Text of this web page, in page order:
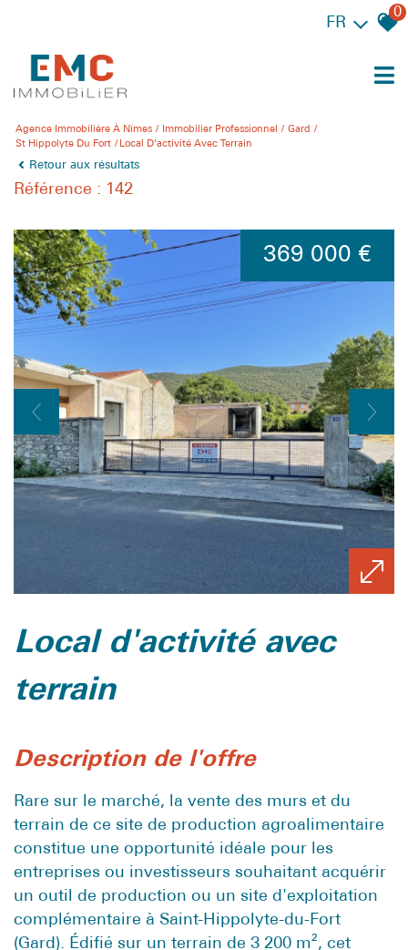
FR
0
Agence Immobilière À Nîmes Immobilier Professionnel
Gard
St Hippolyte Du Fort
Local D'activité Avec Terrain
Retour aux résultats
Référence : 142
369 000 €
local d'activité avec
terrain
description de l'offre
Rare sur le marché, la vente des murs et du
terrain de ce site de production agroalimentaire
constitue une opportunité idéale pour les
entreprises ou investisseurs souhaitant acquérir
un outil de production ou un site d'exploitation
complémentaire à Saint-Hippolyte-du-Fort
(Gard). Édifié sur un terrain de 3 200 m², cet